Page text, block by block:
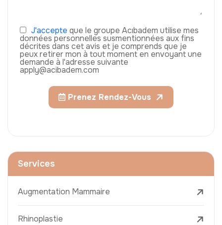
J'accepte que le groupe Acıbadem utilise mes
données personnelles susmentionnées aux fins
décrites dans cet avis et je comprends que je
peux retirer mon à tout moment en envoyant une
demande à l'adresse suivante
apply@acibadem.com
Prenez Rendez-Vous
Services
Augmentation Mammaire
Rhinoplastie